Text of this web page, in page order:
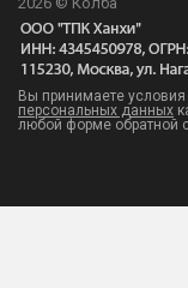
Вы принимаете
персональных данных
любой форме обратной